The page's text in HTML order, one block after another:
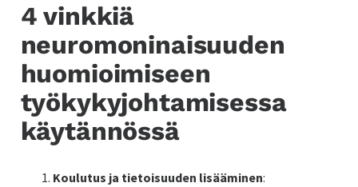
4 vinkkiä
neuromoninaisuuden
huomioimiseen
työkykyjohtamisessa
käytännössä
Koulutus ja tietoisuuden lisääminen: